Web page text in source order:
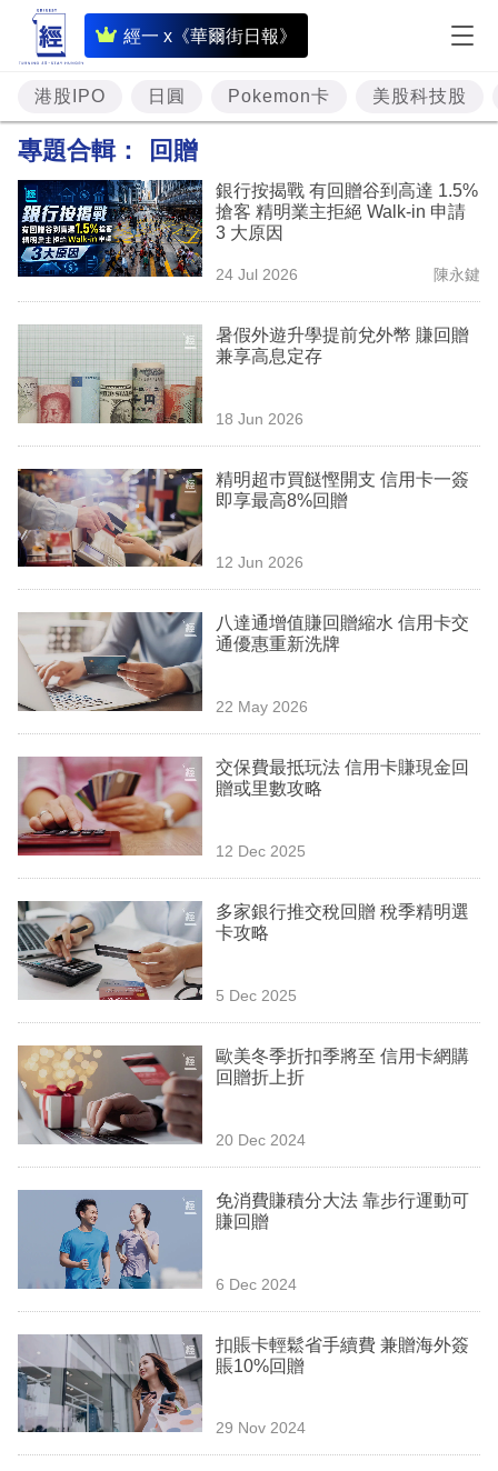
經一 x《華爾街日報》
即
時
財
經
題
投
資
樓
市
理
商
業
科
技
職
場
生
時
事
欄
訂
閱
區
港股IPO 日圓 Pokemon卡 美股科技股
專題合輯： 回贈
銀行按揭戰 有回贈谷到高達 1.5%
搶客 精明業主拒絕 Walk-in 申請
3 大原因
24 Jul 2026 陳永鍵
暑假外遊升學提前兌外幣 賺回贈
兼享高息定存
18 Jun 2026
精明超巿買餸慳開支 信用卡一簽
即享最高8%回贈
12 Jun 2026
八達通增值賺回贈縮水 信用卡交
通優惠重新洗牌
22 May 2026
交保費最抵玩法 信用卡賺現金回
贈或里數攻略
12 Dec 2025
多家銀行推交稅回贈 稅季精明選
卡攻略
5 Dec 2025
歐美冬季折扣季將至 信用卡網購
回贈折上折
20 Dec 2024
免消費賺積分大法 靠步行運動可
賺回贈
6 Dec 2024
扣賬卡輕鬆省手續費 兼贈海外簽
賬10%回贈
29 Nov 2024